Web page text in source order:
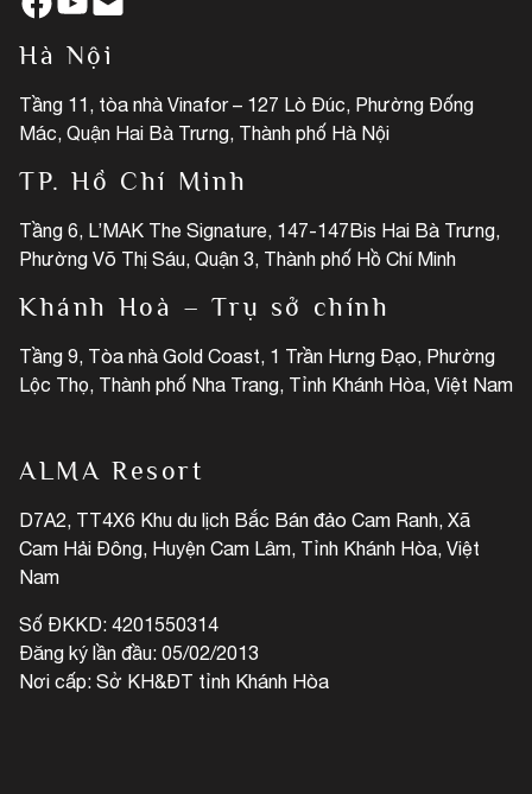
Hà Nội
Tầng 11, tòa nhà Vinafor – 127 Lò Đúc, Phường Đống
Mác, Quận Hai Bà Trưng, Thành phố Hà Nội
TP. Hồ Chí Minh
Tầng 6, L’MAK The Signature, 147-147Bis Hai Bà Trưng,
Phường Võ Thị Sáu, Quận 3, Thành phố Hồ Chí Minh
Khánh Hoà – Trụ sở chính
Tầng 9, Tòa nhà Gold Coast, 1 Trần Hưng Đạo, Phường
Lộc Thọ, Thành phố Nha Trang, Tỉnh Khánh Hòa, Việt Nam
ALMA Resort
D7A2, TT4X6 Khu du lịch Bắc Bán đảo Cam Ranh, Xã
Cam Hải Đông, Huyện Cam Lâm, Tỉnh Khánh Hòa, Việt
Nam
Số ĐKKD: 4201550314
Đăng ký lần đầu: 05/02/2013
Nơi cấp: Sở KH&ĐT tỉnh Khánh Hòa